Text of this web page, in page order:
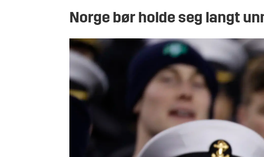
Norge bør holde seg langt